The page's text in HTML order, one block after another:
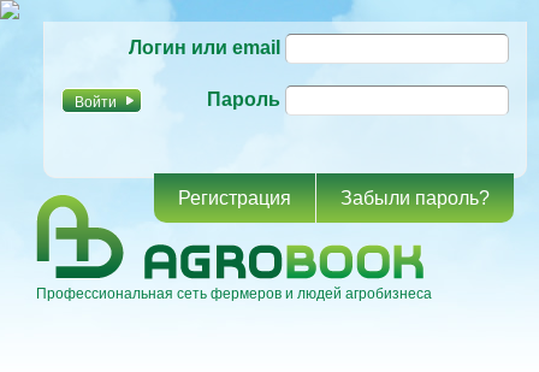
основному
Логин или email
Пароль
Регистрация Забыли пароль?
Профессиональная сеть фермеров и людей агробизнеса